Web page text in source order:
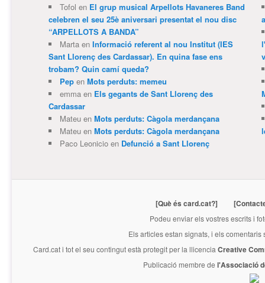
Tofol en El grup musical Arpellots Havaneres Band
celebren el seu 25è aniversari presentat el nou disc
“ARPELLOTS A BANDA”
Martaen Informació referent al nou Institut (IES
Sant Llorenç des Cardassar). En quina fase ens
trobam? Quin camí queda?
Pepen Mots perduts: memeu
emmaen Els gegants de Sant Llorenç des
Cardassar
Mateuen Mots perduts: Càgola merdançana
Mateuen Mots perduts: Càgola merdançana
Paco Leonicioen Defunció a Sant Llorenç
[Què és card.cat?]
Podeu enviar els vostres escrits i
Els articles estan signats, i els
Card.cati tot el seu contingut està protegit per la llicencia Creative
Publicació membre de l'Associació